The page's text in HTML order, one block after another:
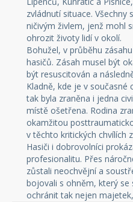
zvládnutí situace. Všechny
ničivým živlem, jenž mohl
ohrozit životy lidí v okolí.
Bohužel, v průběhu
hasičů. Zásah musel být
být resuscitován a
Kladně, kde je v současné
tak byla zraněna i jedna
místě ošetřena. Rodina
okamžitou
v těchto kritických chvílích
Hasiči i dobrovolníci
profesionalitu. Přes
zůstali neochvějní a
bojovali s ohněm, který
ochránit tak nejen